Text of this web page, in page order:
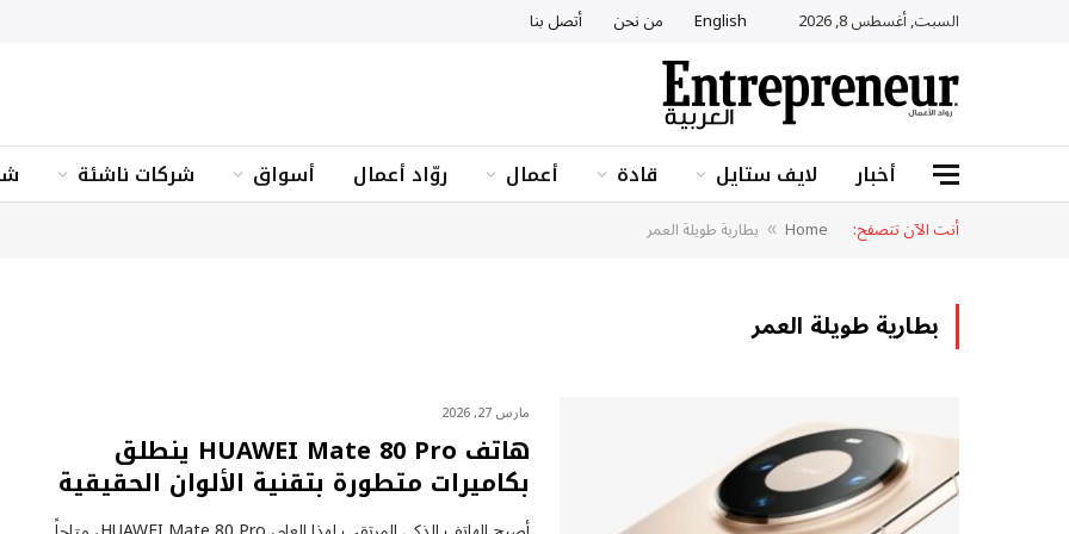
السبت, أغسطس 8, 2026 English من نحن أتصل بنا
أخبار لايف ستايل قادة أعمال روّاد أعمال أسواق شركات ناشئة
أنت الآن تتصفح: Home
» بطارية طويلة العمر
بطارية طويلة العمر
مارس 27, 2026
هاتف HUAWEI Mate 80 Pro ينطلق
بكاميرات متطورة بتقنية الألوان الحقيقية